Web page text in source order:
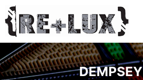
DEMPSEY